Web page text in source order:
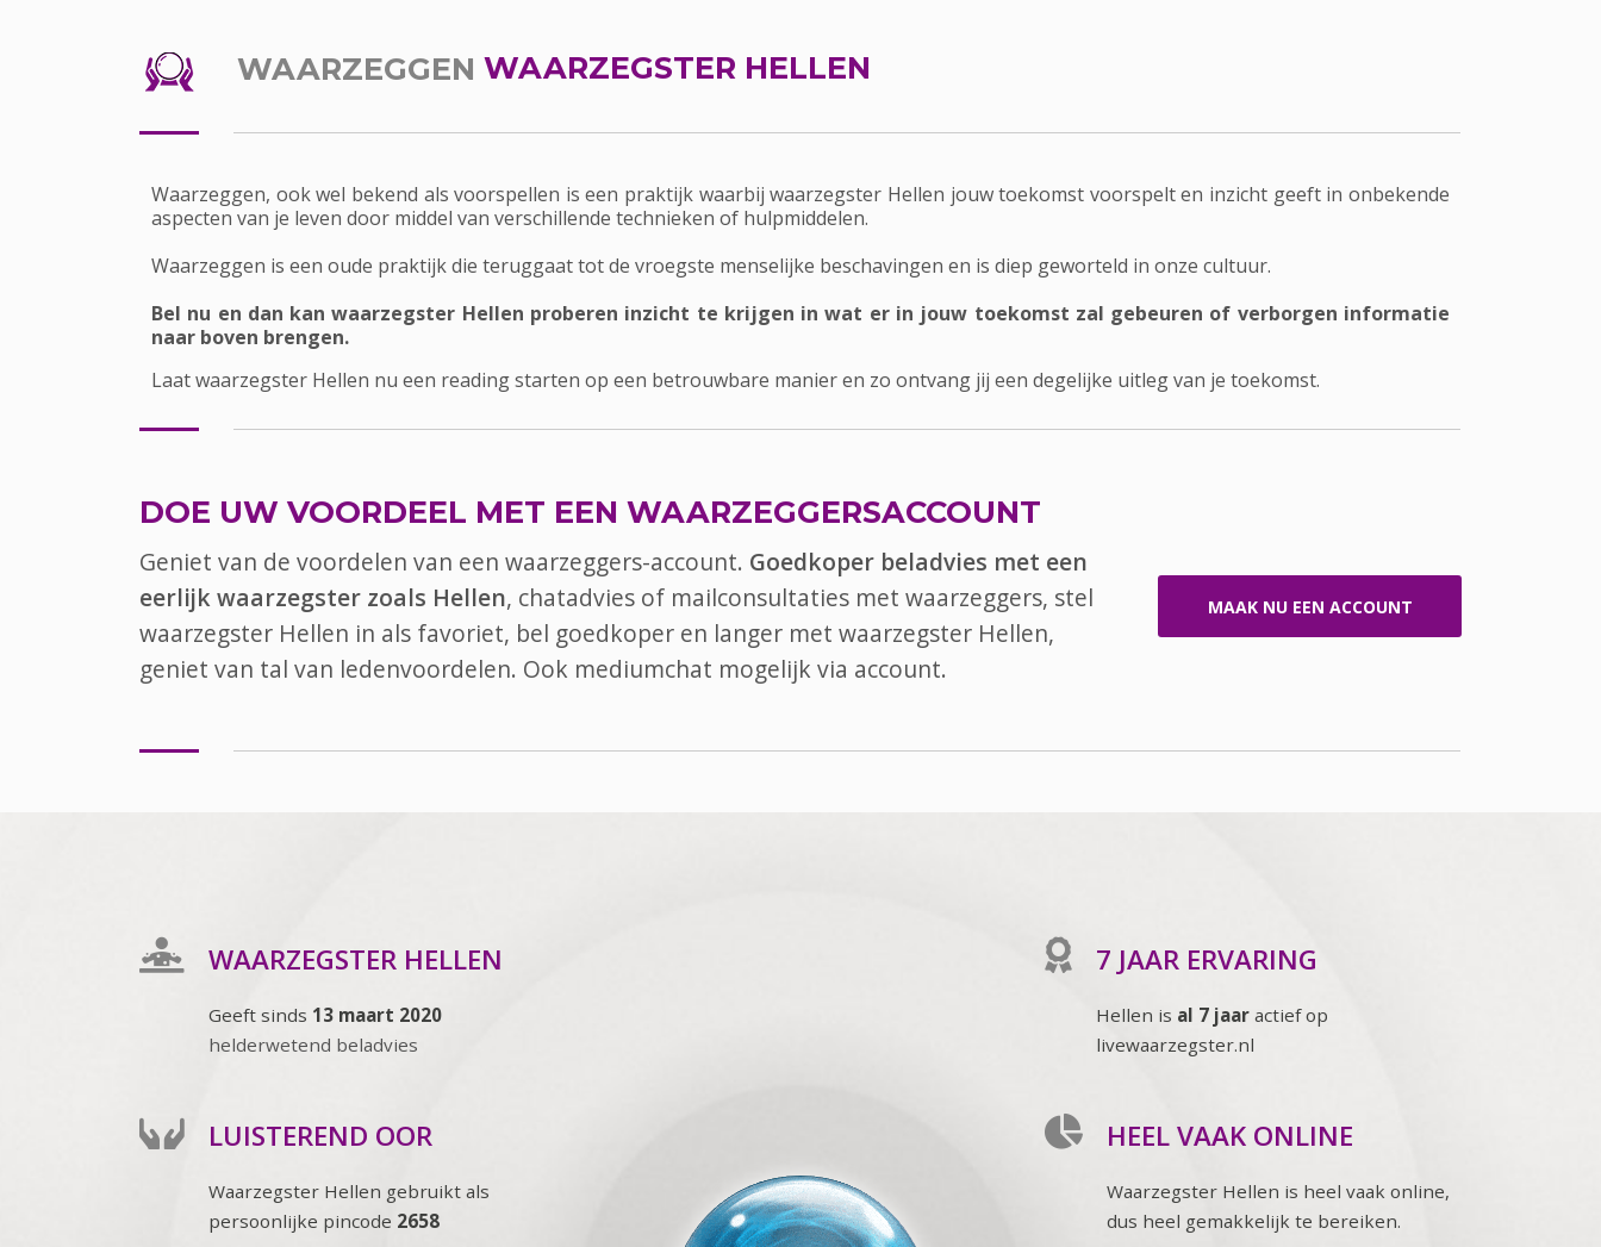
WAARZEGGEN WAARZEGSTER HELLEN
Waarzeggen, ook wel bekend als voorspellen is een praktijk waarbij waarzegster Hellen jouw toekomst voorspelt en inzicht geeft in onbekende
aspecten van je leven door middel van verschillende technieken of hulpmiddelen.
Waarzeggen is een oude praktijk die teruggaat tot de vroegste menselijke beschavingen en is diep geworteld in onze cultuur.
Bel nu en dan kan waarzegster Hellen proberen inzicht te krijgen in wat er in jouw toekomst zal gebeuren of verborgen informatie
naar boven brengen.
Laat waarzegster Hellen nu een reading starten op een betrouwbare manier en zo ontvang jij een degelijke uitleg van je toekomst.
DOE UW VOORDEEL MET EEN WAARZEGGERSACCOUNT
Geniet van de voordelen van een waarzeggers-account. Goedkoper beladvies met een
eerlijk waarzegster zoals Hellen, chatadvies of mailconsultaties met waarzeggers, stel
waarzegster Hellen in als favoriet, bel goedkoper en langer met waarzegster Hellen,
geniet van tal van ledenvoordelen. Ook mediumchat mogelijk via account.
MAAK NU EEN ACCOUNT
WAARZEGSTER HELLEN
Geeft sinds 13 maart 2020
helderwetend beladvies
LUISTEREND OOR
Waarzegster Hellen gebruikt als
persoonlijke pincode 2658
7 JAAR ERVARING
Hellen is al 7 jaar actief op
livewaarzegster.nl
HEEL VAAK ONLINE
Waarzegster Hellen is heel vaak online,
dus heel gemakkelijk te bereiken.